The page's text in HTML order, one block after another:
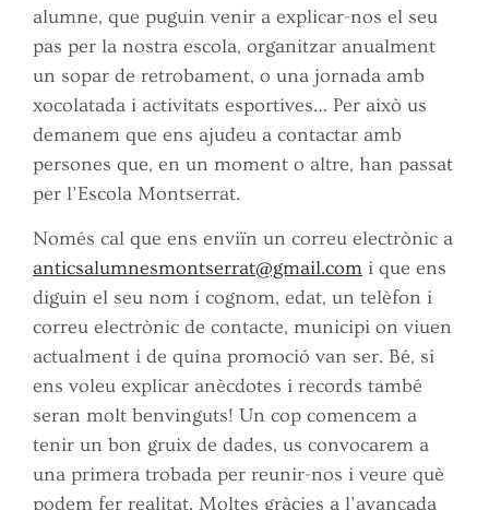
alumne, que puguin venir a explicar-nos el seu
pas per la nostra escola, organitzar anualment
un sopar de retrobament, o una jornada amb
xocolatada i activitats esportives… Per això us
demanem que ens ajudeu a contactar amb
persones que, en un moment o altre, han passat
per l’Escola Montserrat.
Només cal que ens enviïn un correu electrònic a
anticsalumnesmontserrat@gmail.com i que ens
diguin el seu nom i cognom, edat, un telèfon i
correu electrònic de contacte, municipi on viuen
actualment i de quina promoció van ser. Bé, si
ens voleu explicar anècdotes i records també
seran molt benvinguts! Un cop comencem a
tenir un bon gruix de dades, us convocarem a
una primera trobada per reunir-nos i veure què
podem fer realitat. Moltes gràcies a l’avançada